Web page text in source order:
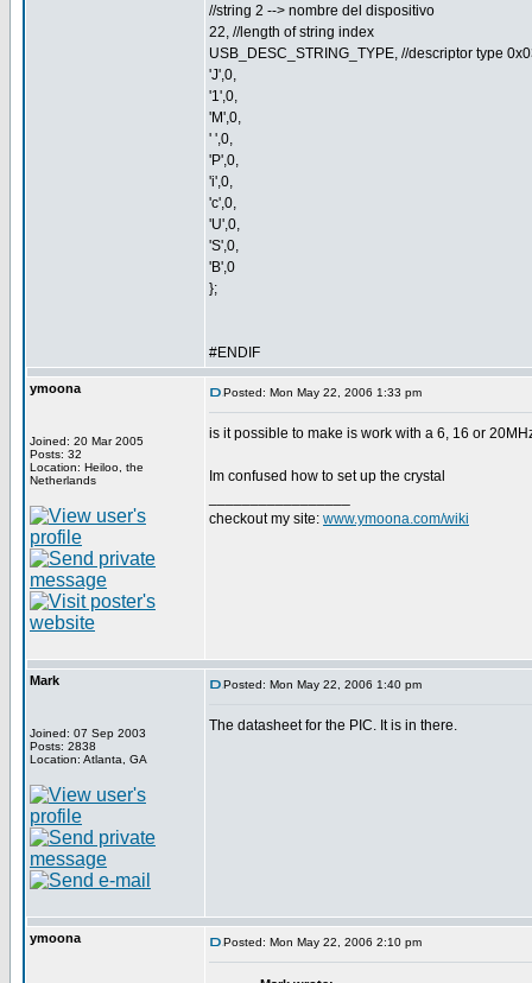
//string 2 --> nombre del dispositivo
22, //length of string index
USB_DESC_STRING_TYPE, //descriptor type
'J',0,
'1',0,
'M',0,
' ',0,
'P',0,
'i',0,
'c',0,
'U',0,
'S',0,
'B',0
};
#ENDIF
ymoona
Joined: 20 Mar 2005
Posts: 32
Location: Heiloo, the
Netherlands
Posted: Mon May 22, 2006 1:33 pm
is it possible to make is work with a 6, 16 or
Im confused how to set up the crystal
checkout my site: www.ymoona.com/wiki
Mark
Joined: 07 Sep 2003
Posts: 2838
Location: Atlanta, GA
Posted: Mon May 22, 2006 1:40 pm
The datasheet for the PIC. It is in there.
ymoona Posted: Mon May 22, 2006 2:10 pm